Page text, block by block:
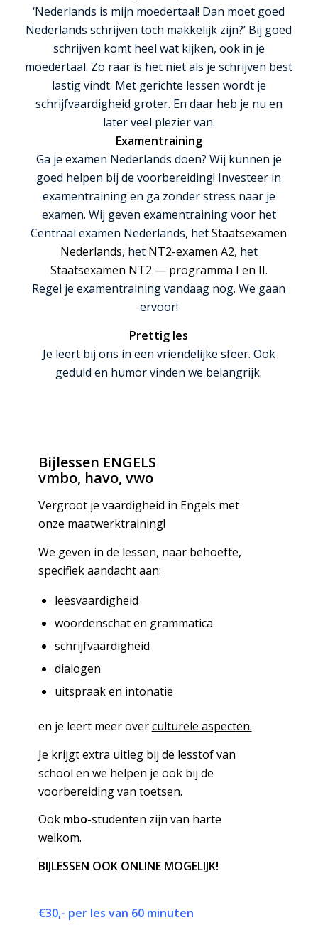
‘Nederlands is mijn moedertaal! Dan moet goed
Nederlands schrijven toch makkelijk zijn?’ Bij goed
schrijven komt heel wat kijken, ook in je
moedertaal. Zo raar is het niet als je schrijven best
lastig vindt. Met gerichte lessen wordt je
schrijfvaardigheid groter. En daar heb je nu en
later veel plezier van.
Examentraining
Ga je examen Nederlands doen? Wij kunnen je
goed helpen bij de voorbereiding! Investeer in
examentraining en ga zonder stress naar je
examen. Wij geven examentraining voor het
Centraal examen Nederlands, hetStaatsexamen
Nederlands, het NT2-examen A2, het
Staatsexamen NT2 — programma I en II.
Regel je examentraining vandaag nog. We gaan
ervoor!
Prettig les
Je leert bij ons in een vriendelijke sfeer. Ook
geduld en humor vinden we belangrijk.
Bijlessen ENGELS
vmbo, havo, vwo
Vergroot je vaardigheid in Engels met
onze maatwerktraining!
We geven in de lessen, naar behoefte,
specifiek aandacht aan:
leesvaardigheid
woordenschat en grammatica
schrijfvaardigheid
dialogen
uitspraak en intonatie
en je leert meer overculturele aspecten.
Je krijgt extra uitleg bij de lesstof van
school en we helpen je ook bij de
voorbereiding van toetsen.
Ook mbo-studenten zijn van harte
welkom.
BIJLESSEN OOK ONLINE MOGELIJK!
€30,- per les van 60 minuten